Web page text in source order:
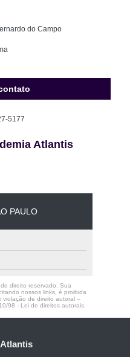
do Campo
5177
Atlantis
PAULO
direito reservado. Sua
nossos links, é proibida
violação de direito autoral –
98 - Lei de direitos autorais.